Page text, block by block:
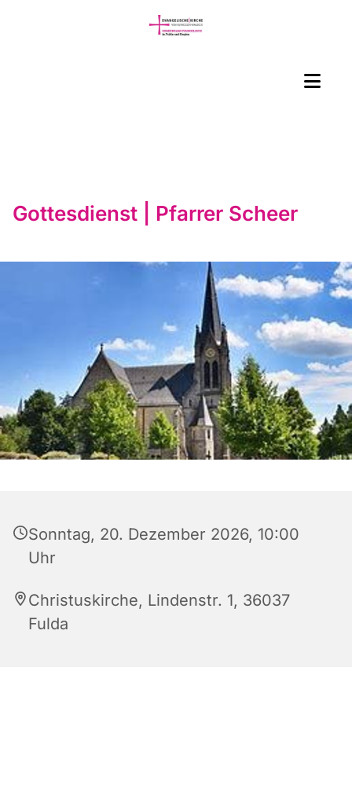
Gottesdienst | Pfarrer Scheer
Sonntag, 20. Dezember 2026, 10:00
Uhr
Christuskirche, Lindenstr. 1, 36037
Fulda